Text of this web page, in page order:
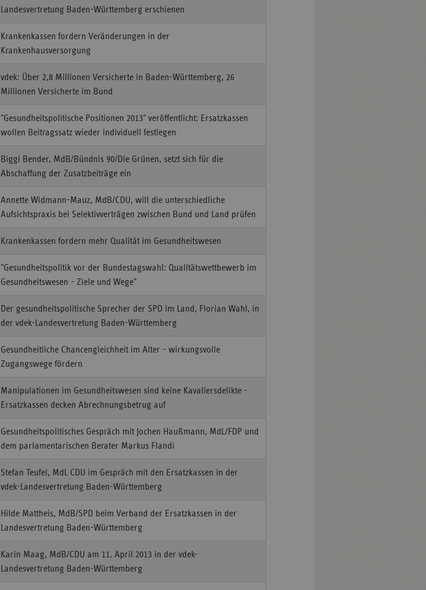
Landesvertretung Baden-Württemberg erschienen
Krankenkassen fordern Veränderungen in der
Krankenhausversorgung
vdek: Über 2,8 Millionen Versicherte in Baden-Württemberg, 26
Millionen Versicherte im Bund
"Gesundheitspolitische Positionen 2013" veröffentlicht: Ersatzkassen
wollen Beitragssatz wieder individuell festlegen
Biggi Bender, MdB/Bündnis 90/Die Grünen, setzt sich für die
Abschaffung der Zusatzbeiträge ein
Annette Widmann-Mauz, MdB/CDU, will die unterschiedliche
Aufsichtspraxis bei Selektivverträgen zwischen Bund und Land prüfen
Krankenkassen fordern mehr Qualität im Gesundheitswesen
"Gesundheitspolitik vor der Bundestagswahl: Qualitätswettbewerb im
Gesundheitswesen - Ziele und Wege"
Der gesundheitspolitische Sprecher der SPD im Land, Florian Wahl, in
der vdek-Landesvertretung Baden-Württemberg
Gesundheitliche Chancengleichheit im Alter - wirkungsvolle
Zugangswege fördern
Manipulationen im Gesundheitswesen sind keine Kavaliersdelikte -
Ersatzkassen decken Abrechnungsbetrug auf
Gesundheitspolitisches Gespräch mit Jochen Haußmann, MdL/FDP und
dem parlamentarischen Berater Markus Flandi
Stefan Teufel, MdL CDU im Gespräch mit den Ersatzkassen in der
vdek-Landesvertretung Baden-Württemberg
Hilde Mattheis, MdB/SPD beim Verband der Ersatzkassen in der
Landesvertretung Baden-Württemberg
Karin Maag, MdB/CDU am 11. April 2013 in der vdek-
Landesvertretung Baden-Württemberg